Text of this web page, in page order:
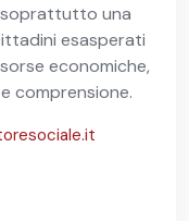
una
esasperati
economiche,
comprensione.